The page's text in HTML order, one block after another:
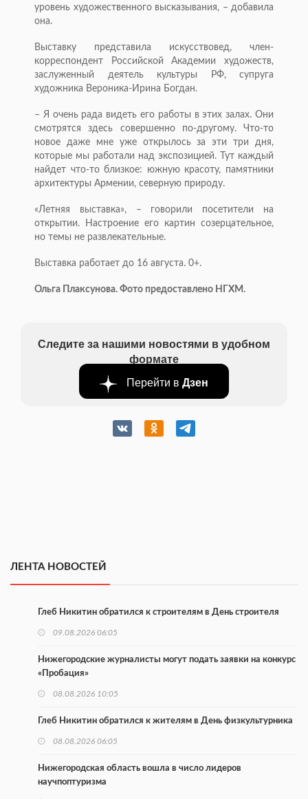
уровень художественного высказывания, – добавила
она.
Выставку представила искусствовед, член-
корреспондент Российской Академии художеств,
заслуженный деятель культуры РФ, супруга
художника Вероника-Ирина Богдан.
– Я очень рада видеть его работы в этих залах. Они
смотрятся здесь совершенно по-другому. Что-то
новое даже мне уже открылось за эти три дня,
которые мы работали над экспозицией. Тут каждый
найдет что-то близкое: южную красоту, памятники
архитектуры Армении, северную природу.
«Летняя выставка», – говорили посетители на
открытии. Настроение его картин созерцательное,
но темы не развлекательные.
Выставка работает до 16 августа. 0+.
Ольга Плаксунова. Фото предоставлено НГХМ.
Следите за нашими новостями в удобном
формате
Перейти в Дзен
ЛЕНТА НОВОСТЕЙ
Глеб Никитин обратился к строителям в День строителя
09.08.2026 06:05
Нижегородские журналисты могут подать заявки на конкурс
«Пробация»
08.08.2026 10:05
Глеб Никитин обратился к жителям в День физкультурника
08.08.2026 06:05
Нижегородская область вошла в число лидеров
научпоптуризма